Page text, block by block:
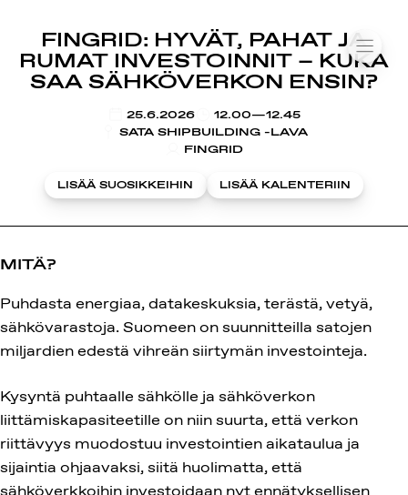
sisältöön
FINGRID: HYVÄT, PAHAT JA
RUMAT INVESTOINNIT – KUKA
SAA SÄHKÖVERKON ENSIN?
25.6.2026
KLO
12.00—12.45
SATA SHIPBUILDING -LAVA
FINGRID
LISÄÄ SUOSIKKEIHIN LISÄÄ KALENTERIIN
MITÄ?
Puhdasta energiaa, datakeskuksia, terästä, vetyä,
sähkövarastoja. Suomeen on suunnitteilla satojen
miljardien edestä vihreän siirtymän investointeja.
Kysyntä puhtaalle sähkölle ja sähköverkon
liittämiskapasiteetille on niin suurta, että verkon
riittävyys muodostuu investointien aikataulua ja
sijaintia ohjaavaksi, siitä huolimatta, että
sähköverkkoihin investoidaan nyt ennätyksellisen